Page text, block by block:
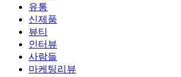
유통
신제품
뷰티
인터뷰
사람들
마케팅리뷰